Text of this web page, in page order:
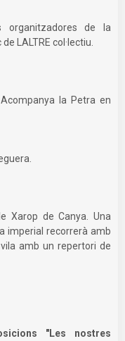
de la
LALTRE col·lectiu.
la Petra en
Xarop de Canya. Una
imperial recorrerà amb
amb un repertori de
"Les nostres